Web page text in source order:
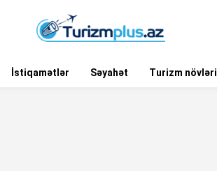
İstiqamətlər Səyahət Turizm növləri